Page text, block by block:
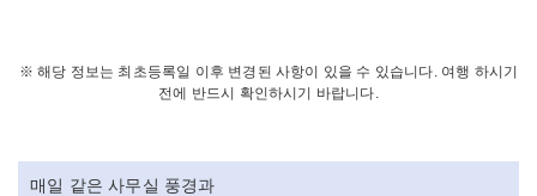
※ 해당 정보는 최초등록일 이후 변경된 사항이 있을 수 있습니다. 여행 하시기
전에 반드시 확인하시기 바랍니다.
매일 같은 사무실 풍경과